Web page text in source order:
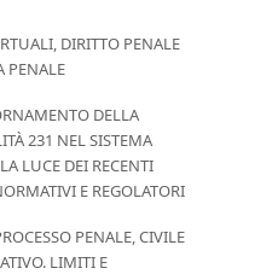
DIRITTO PENALE
PENALE
DELLA
231 NEL SISTEMA
LUCE DEI RECENTI
E REGOLATORI
PENALE, CIVILE
LIMITI E